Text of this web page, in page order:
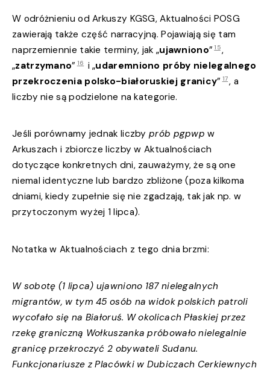
W odróżnieniu od Arkuszy KGSG, Aktualności POSG
zawierają także część narracyjną. Pojawiają się tam
naprzemiennie takie terminy, jak „ujawniono” 15,
„zatrzymano” 16 i „udaremniono próby nielegalnego
przekroczenia polsko-białoruskiej granicy” 17, a
liczby nie są podzielone na kategorie.
Jeśli porównamy jednak liczby prób pgpwp w
Arkuszach i zbiorcze liczby w Aktualnościach
dotyczące konkretnych dni, zauważymy, że są one
niemal identyczne lub bardzo zbliżone (poza kilkoma
dniami, kiedy zupełnie się nie zgadzają, tak jak np. w
przytoczonym wyżej 1 lipca).
Notatka w Aktualnościach z tego dnia brzmi:
W sobotę (1 lipca) ujawniono 187 nielegalnych
migrantów, w tym 45 osób na widok polskich patroli
wycofało się na Białoruś. W okolicach Płaskiej przez
rzekę graniczną Wołkuszanka próbowało nielegalnie
granicę przekroczyć 2 obywateli Sudanu.
Funkcjonariusze z Placówki w Dubiczach Cerkiewnych